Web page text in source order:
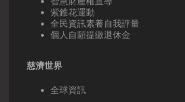
紫錐花運動
全民資訊素養自我評量
個人自願提繳退休金
慈濟世界
全球資訊